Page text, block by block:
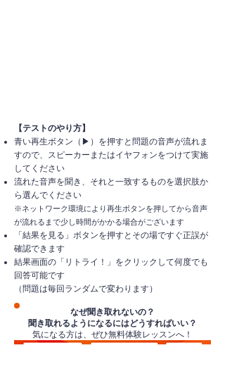
【テストのやり方】
青い再生ボタン（▶）を押すと問題の音声が流れま
すので、スピーカーまたはイヤフォンをつけて実施
してください
流れた音声を聞き、それと一致するものを選択肢か
ら選んでください
※ネットワーク環境により再生ボタンを押してから音声
が流れるまで少し時間がかかる場合がございます
​「結果を見る」ボタンを押すとその場ですぐ正誤が
確認できます
結果画面の「リトライ！」をクリックして何度でも
回答可能です
（問題は毎回ランダムで変わります）
なぜ聞き取れないの？
聞き取れるようになるにはどうすればいい？
気になる方は、ぜひ無料体験レッスンへ！